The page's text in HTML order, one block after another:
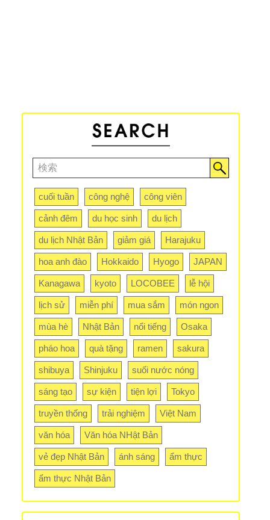
cuối tuần công nghệ công viên
cảnh đêm du học sinh du lịch
du lịch Nhật Bản giảm giá Harajuku
hoa anh đào Hokkaido Hyogo JAPAN
Kanagawa kyoto LOCOBEE lễ hội
lịch sử miễn phí mua sắm món ngon
mùa hè Nhật Bản nổi tiếng Osaka
pháo hoa quà tặng ramen sakura
shibuya Shinjuku suối nước nóng
sáng tạo sự kiện tiện lợi Tokyo
truyền thống trải nghiệm Việt Nam
văn hóa Văn hóa NHật Bản
vẻ đẹp Nhật Bản ánh sáng ẩm thực
ẩm thực Nhật Bản